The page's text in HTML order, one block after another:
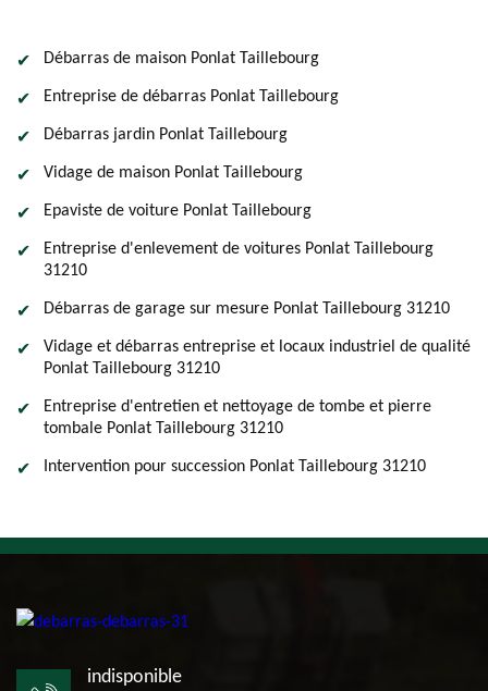
Débarras de maison Ponlat Taillebourg
Entreprise de débarras Ponlat Taillebourg
Débarras jardin Ponlat Taillebourg
Vidage de maison Ponlat Taillebourg
Epaviste de voiture Ponlat Taillebourg
Entreprise d'enlevement de voitures Ponlat Taillebourg
31210
Débarras de garage sur mesure Ponlat Taillebourg 31210
Vidage et débarras entreprise et locaux industriel de qualité
Ponlat Taillebourg 31210
Entreprise d'entretien et nettoyage de tombe et pierre
tombale Ponlat Taillebourg 31210
Intervention pour succession Ponlat Taillebourg 31210
indisponible